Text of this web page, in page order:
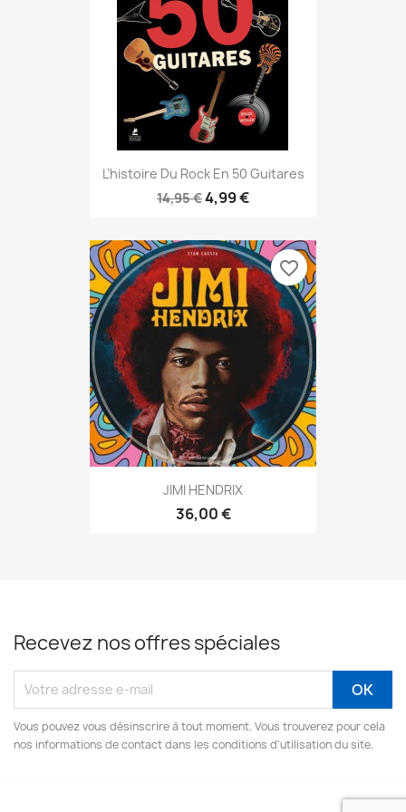
L’histoire Du Rock En 50 Guitares
14,95 €4,99 €
JIMI HENDRIX
36,00 €
favorite_border
Recevez nos offres spéciales
Vous pouvez vous désinscrire à tout moment. Vous trouverez pour cela
nos informations de contact dans les conditions d'utilisation du site.